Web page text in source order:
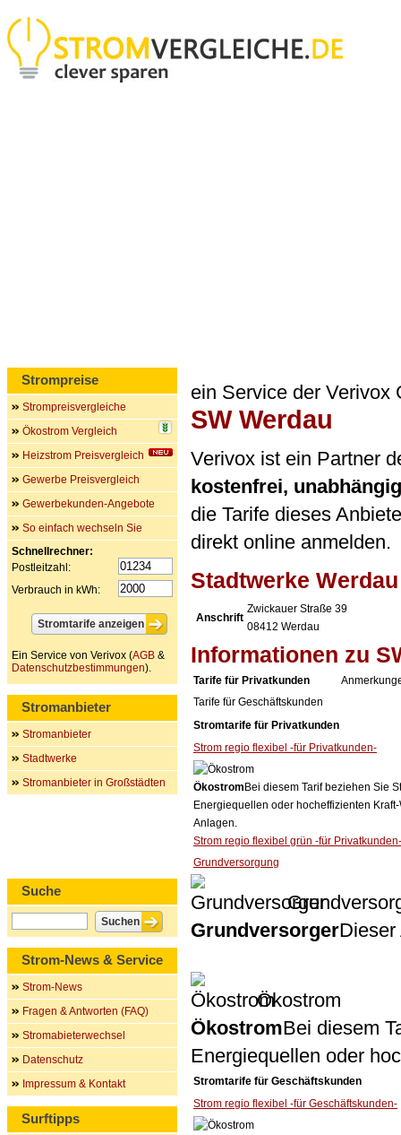
ein Service der Verivox
SW Werdau
Verivox ist ein Partner
kostenfrei,
die Tarife dieses
direkt online anmelden.
Stadtwerke
Anschrift
Zwickauer Straße 39
08412 Werdau
Informationen zu
Tarife für Privatkunden
Tarife für Geschäftskunden
Stromtarife für Privatkunden
Strom regio flexibel -für Privatkunden-
Ökostrom Bei diesem Tarif beziehen Sie
Energiequellen oder hocheffizienten
Anlagen.
Strom regio flexibel grün -für Privatkunden-
Grundversorgung
GrundversorgerDieser
Ökostrom
ÖkostromBei diesem
Energiequellen oder
Stromtarife für Geschäftskunden
Strom regio flexibel -für Geschäftskunden-
Strompreise
Strompreisvergleiche
Ökostrom Vergleich
Heizstrom Preisvergleich
Gewerbe Preisvergleich
Gewerbekunden-Angebote
So einfach wechseln Sie
Schnellrechner:
Postleitzahl:
Verbrauch in kWh:
Ein Service von Verivox (AGB &
Datenschutzbestimmungen).
Stromanbieter
Stromanbieter
Stadtwerke
Stromanbieter in Großstädten
Suche
Strom-News & Service
Strom-News
Fragen & Antworten (FAQ)
Stromabieterwechsel
Datenschutz
Impressum & Kontakt
Surftipps